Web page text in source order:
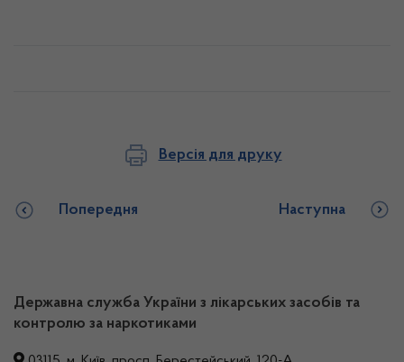
Версія для друку
Попередня Наступна
Державна служба України з лікарських засобів та
контролю за наркотиками